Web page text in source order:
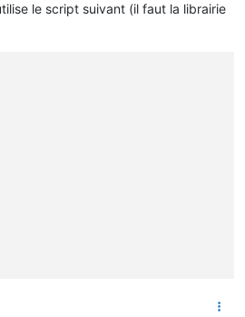
le script suivant (il faut la librairie